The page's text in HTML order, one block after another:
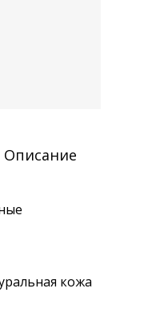
Описание
кожа